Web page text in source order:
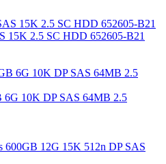
15K 2.5 SC HDD 652605-B21
6G 10K DP SAS 64MB 2.5